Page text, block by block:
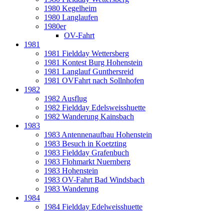
1980 Kegelheim
1980 Langlaufen
1980er
OV-Fahrt
1981
1981 Fieldday Wettersberg
1981 Kontest Burg Hohenstein
1981 Langlauf Gunthersreid
1981 OVFahrt nach Sollnhofen
1982
1982 Ausflug
1982 Fieldday Edelsweisshuette
1982 Wanderung Kainsbach
1983
1983 Antennenaufbau Hohenstein
1983 Besuch in Koetzting
1983 Fieldday Grafenbuch
1983 Flohmarkt Nuernberg
1983 Hohenstein
1983 OV-Fahrt Bad Windsbach
1983 Wanderung
1984
1984 Fieldday Edelweisshuette